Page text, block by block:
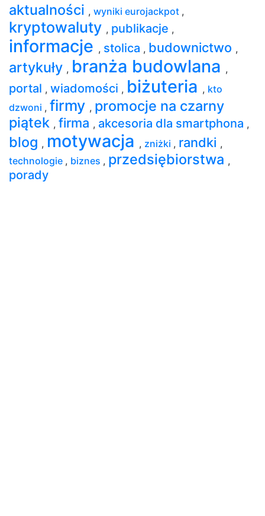
aktualności , wyniki eurojackpot ,
kryptowaluty , publikacje ,
informacje , stolica , budownictwo ,
artykuły , branża budowlana ,
portal , wiadomości , biżuteria , kto
dzwoni , firmy , promocje na czarny
piątek , firma , akcesoria dla smartphona ,
blog , motywacja , zniżki , randki ,
technologie , biznes , przedsiębiorstwa ,
porady